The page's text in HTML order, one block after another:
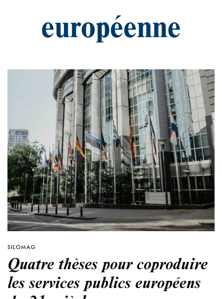
européenne
SILOMAG
Quatre thèses pour coproduire
les services publics européens